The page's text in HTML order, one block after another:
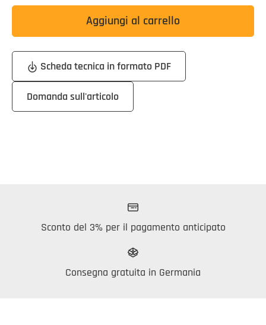
Aggiungi al carrello
Scheda tecnica in formato PDF
Domanda sull'articolo
Sconto del 3% per il pagamento anticipato
Consegna gratuita in Germania